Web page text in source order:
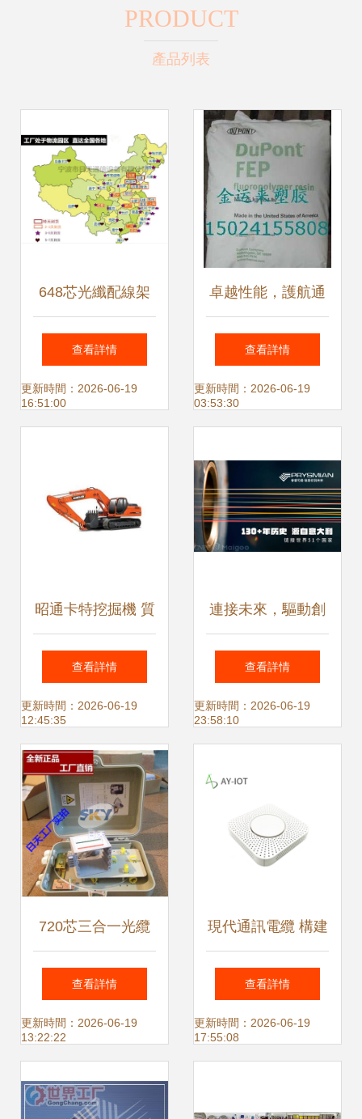
PRODUCT
產品列表
648芯光纖配線架
高效能通信網絡的
基石
查看詳情
更新時間：2026-06-19
16:51:00
卓越性能，護航通
信 CJ-99 高彈性
FEP進口通信電纜
查看詳情
更新時間：2026-06-19
03:53:30
昭通卡特挖掘機 質
量鑄就效益，通訊
電纜鋪設的堅實伙
伴
查看詳情
更新時間：2026-06-19
12:45:35
連接未來，驅動創
新——Prysmian普
睿司曼通訊電纜的
查看詳情
更新時間：2026-06-19
23:58:10
720芯三合一光纜
交接箱 規格、報價
與在三網融合中的
查看詳情
更新時間：2026-06-19
13:22:22
現代通訊電纜 構建
數字世界的橋梁與
血脈
查看詳情
更新時間：2026-06-19
17:55:08